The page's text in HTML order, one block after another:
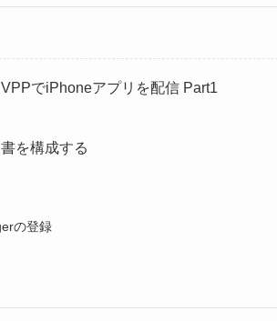
でiPhoneアプリを配信 Part1
を構成する
の登録